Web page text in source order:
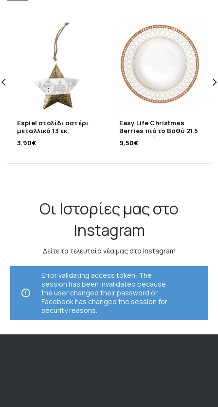
Espiel στολίδι αστέρι
μεταλλικό 13 εκ.
3,90€
Easy Life Christmas
Berries πιάτο Βαθύ 21.5
εκ πορσελάνης
9,50€
Οι Ιστορίες μας στο
Instagram
Δείτε τα τελευταία νέα μας στο Instagram
Error validating access token: The
session has been invalidated because
the user changed their password or
Facebook has changed the session for
security reasons.